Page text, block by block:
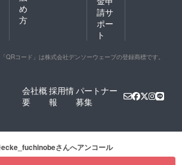
め
方
請サ
ポー
ト
「QRコード」は株式会社デンソーウェーブの登録商標です。
会社概
要
採用情
報
パートナー
募集
ecke_fuchinobeさんへアンコール